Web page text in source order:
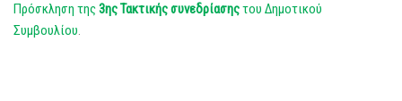
Πρόσκληση της3ης Τακτικήςσυνεδρίασηςτου Δημοτικού
Συμβουλίου.